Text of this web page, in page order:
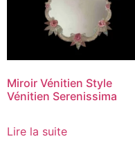
Miroir Vénitien Style
Vénitien Serenissima
Lire la suite